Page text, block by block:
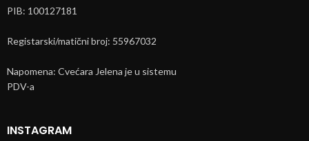
PIB: 100127181
Registarski/matični broj: 55967032
Napomena: Cvećara Jelena je u sistemu
PDV-a
INSTAGRAM